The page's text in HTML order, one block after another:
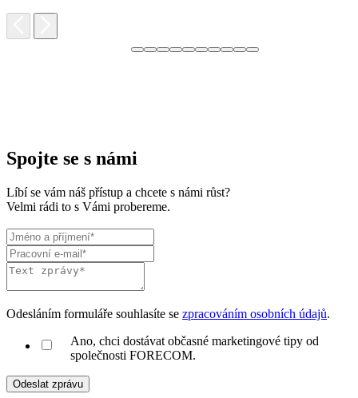
Spojte se s námi
Líbí se vám náš přístup a chcete s námi růst?
Velmi rádi to s Vámi probereme.
Odesláním formuláře souhlasíte se zpracováním osobních údajů.
Ano, chci dostávat občasné marketingové tipy od
společnosti FORECOM.